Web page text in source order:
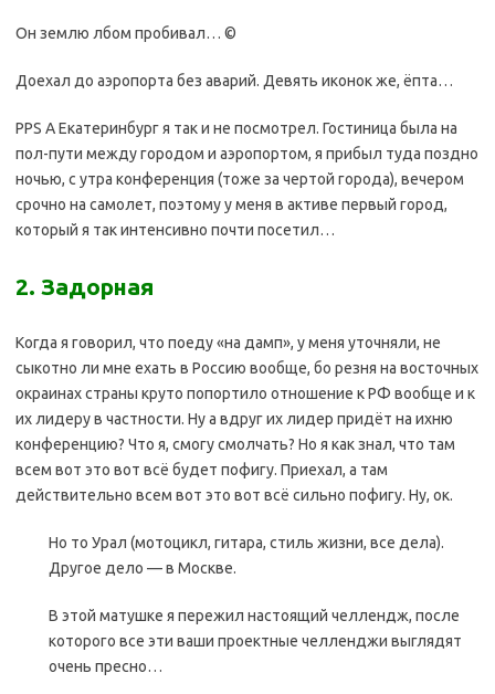
Он землю лбом пробивал… ©
Доехал до аэропорта без аварий. Девять иконок же, ёпта…
PPS А Екатеринбург я так и не посмотрел. Гостиница была на
пол-пути между городом и аэропортом, я прибыл туда поздно
ночью, с утра конференция (тоже за чертой города), вечером
срочно на самолет, поэтому у меня в активе первый город,
который я так интенсивно почти посетил…
2. Задорная
Когда я говорил, что поеду «на дамп», у меня уточняли, не
сыкотно ли мне ехать в Россию вообще, бо резня на восточных
окраинах страны круто попортило отношение к РФ вообще и к
их лидеру в частности. Ну а вдруг их лидер придёт на ихню
конференцию? Что я, смогу смолчать? Но я как знал, что там
всем вот это вот всё будет пофигу. Приехал, а там
действительно всем вот это вот всё сильно пофигу. Ну, ок.
Но то Урал (мотоцикл, гитара, стиль жизни, все дела).
Другое дело — в Москве.
В этой матушке я пережил настоящий челлендж, после
которого все эти ваши проектные челленджи выглядят
очень пресно…